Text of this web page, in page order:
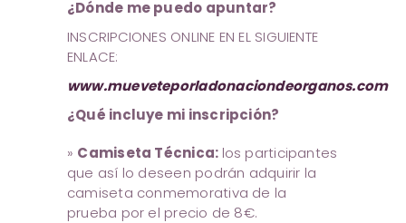
¿Dónde me puedo apuntar?
INSCRIPCIONES ONLINE EN EL SIGUIENTE
ENLACE:
www.mueveteporladonaciondeorganos.com
¿Qué incluye mi inscripción?
» Camiseta Técnica: los participantes
que así lo deseen podrán adquirir la
camiseta conmemorativa de la
prueba por el precio de 8€.